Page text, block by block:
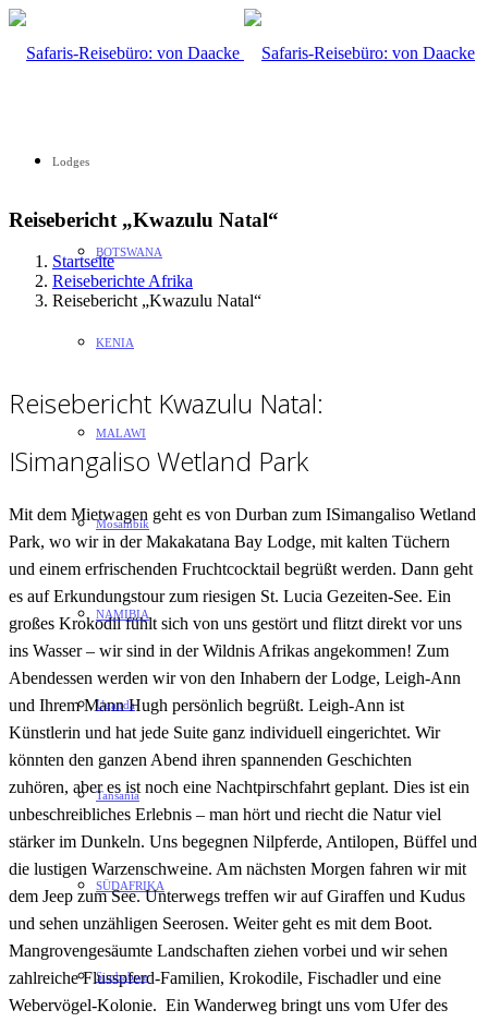
Lodges
BOTSWANA
KENIA
MALAWI
Mosambik
NAMIBIA
Uganda
Tansania
SÜDAFRIKA
Simbabwe
Reisebericht „Kwazulu Natal“
Startseite
Reiseberichte Afrika
Reisebericht „Kwazulu Natal“
Reisebericht Kwazulu Natal:
ISimangaliso Wetland Park
Mit dem Mietwagen geht es von Durban zum ISimangaliso Wetland
Park, wo wir in der Makakatana Bay Lodge, mit kalten Tüchern
und einem erfrischenden Fruchtcocktail begrüßt werden. Dann geht
es auf Erkundungstour zum riesigen St. Lucia Gezeiten-See. Ein
großes Krokodil fühlt sich von uns gestört und flitzt direkt vor uns
ins Wasser – wir sind in der Wildnis Afrikas angekommen! Zum
Abendessen werden wir von den Inhabern der Lodge, Leigh-Ann
und Ihrem Mann Hugh persönlich begrüßt. Leigh-Ann ist
Künstlerin und hat jede Suite ganz individuell eingerichtet. Wir
könnten den ganzen Abend ihren spannenden Geschichten
zuhören, aber es ist noch eine Nachtpirschfahrt geplant. Dies ist ein
unbeschreibliches Erlebnis – man hört und riecht die Natur viel
stärker im Dunkeln. Uns begegnen Nilpferde, Antilopen, Büffel und
die lustigen Warzenschweine. Am nächsten Morgen fahren wir mit
dem Jeep zum See. Unterwegs treffen wir auf Giraffen und Kudus
und sehen unzähligen Seerosen. Weiter geht es mit dem Boot.
Mangrovengesäumte Landschaften ziehen vorbei und wir sehen
zahlreiche Flusspferd-Familien, Krokodile, Fischadler und eine
Webervögel-Kolonie. Ein Wanderweg bringt uns vom Ufer des